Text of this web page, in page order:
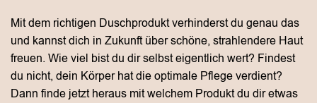
Mit dem richtigen Duschprodukt verhinderst du genau das
und kannst dich in Zukunft über schöne, strahlendere Haut
freuen. Wie viel bist du dir selbst eigentlich wert? Findest
du nicht, dein Körper hat die optimale Pflege verdient?
Dann finde jetzt heraus mit welchem Produkt du dir etwas